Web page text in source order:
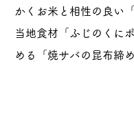
かくお米と相性の良い
当地食材「ふじのくに
める「焼サバの昆布締